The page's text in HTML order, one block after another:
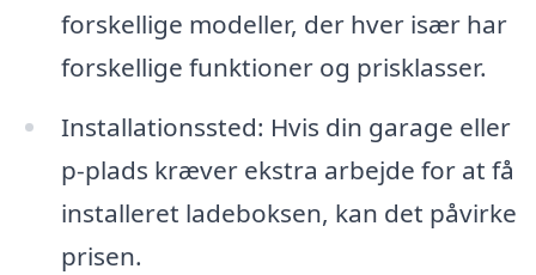
forskellige modeller, der hver især har
forskellige funktioner og prisklasser.
Installationssted: Hvis din garage eller
p-plads kræver ekstra arbejde for at få
installeret ladeboksen, kan det påvirke
prisen.